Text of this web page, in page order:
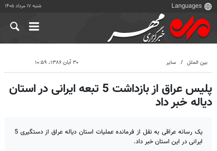
شنبه ۱۷ مرداد ۱۴۰۵
بین الملل سایر ۳۰ آبان ۱۳۸۶، ۱۰:۵۹
پلیس عراق از بازداشت 5 تبعه ایرانی در استان
دیاله خبر داد
یک رسانه عراقی به نقل از فرمانده عملیات استان دیاله عراق از دستگیری 5
ایرانی در این استان خبر داد.